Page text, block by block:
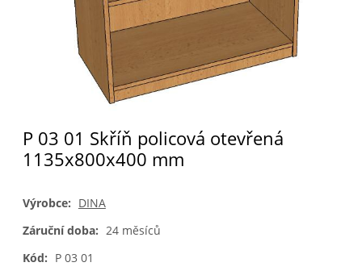
P 03 01 Skříň policová otevřená
1135x800x400 mm
Výrobce: DINA
Záruční doba: 24 měsíců
Kód: P 03 01